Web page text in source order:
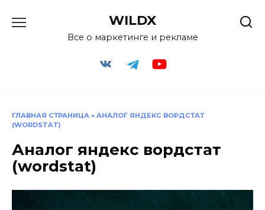
WILDX
Все о маркетинге и рекламе
ГЛАВНАЯ СТРАНИЦА » АНАЛОГ ЯНДЕКС ВОРДСТАТ
(WORDSTAT)
Аналог яндекс вордстат
(wordstat)